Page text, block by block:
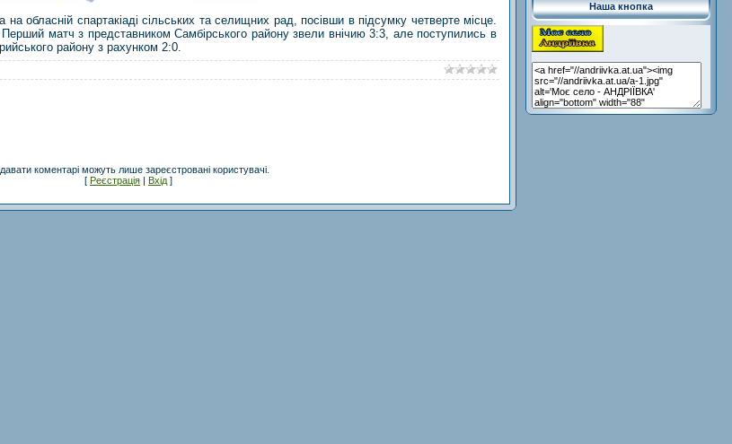
обласній спартакіаді сільських та селищних рад, посівши в підсумку четверте місце.
матч з представником Самбірського району звели внічию 3:3, але поступились в
району з рахунком 2:0.
коментарі можуть лише зареєстровані користувачі.
[ Реєстрація | Вхід ]
Наша кнопка